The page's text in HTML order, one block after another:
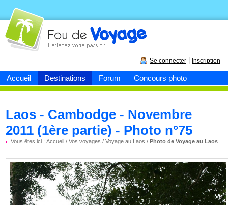
Accueil Destinations Forum Concours photo
Fou devoyage
Se connecter Inscription
Laos - Cambodge - Novembre
2011 (1ère partie) - Photo n°75
Vous êtes ici :Accueil /Vos voyages /Voyage au Laos /Photo de Voyage au Laos